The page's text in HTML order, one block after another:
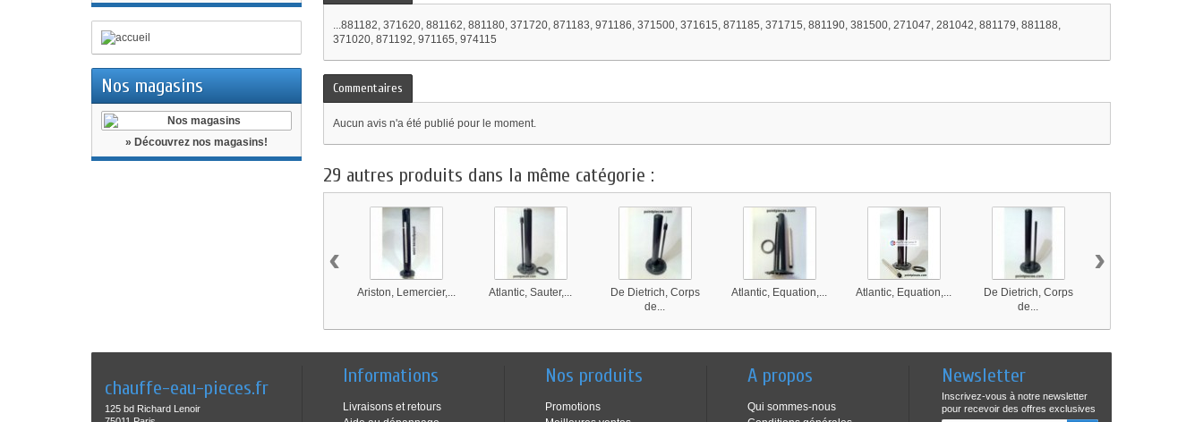
Nos magasins
» Découvrez nos magasins!
...881182, 371620, 881162, 881180, 371720, 871183, 971186, 371500, 371615, 871185, 371715, 881190, 381500, 271047, 281042, 881179, 881188,
371020, 871192, 971165, 974115
Commentaires
Aucun avis n'a été publié pour le moment.
29 autres produits dans la même catégorie :
Ariston, Lemercier,... Atlantic, Sauter,...
De Dietrich, Corps
de...
Atlantic, Equation,... Atlantic, Equation,...
De Dietrich, Corps
de...
‹ ›
chauffe-eau-pieces.fr
125 bd Richard Lenoir
Informations
Livraisons et retours
Nos produits
Promotions
A propos
Qui sommes-nous
Newsletter
Inscrivez-vous à notre newsletter
pour recevoir des offres exclusives